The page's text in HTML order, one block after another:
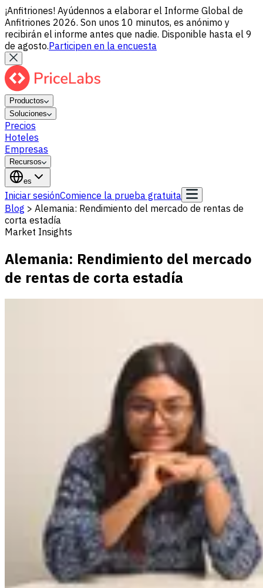
¡Anfitriones! Ayúdennos a elaborar el Informe Global de
Anfitriones 2026. Son unos 10 minutos, es anónimo y
recibirán el informe antes que nadie. Disponible hasta el 9
de agosto.Participen en la encuesta
Productos
Soluciones
Precios
Hoteles
Empresas
Recursos
es
Iniciar sesiónComience la prueba gratuita
Blog > Alemania: Rendimiento del mercado de rentas de
corta estadía
Market Insights
Alemania: Rendimiento del mercado
de rentas de corta estadía